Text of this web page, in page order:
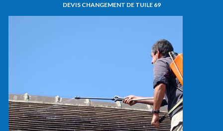
DEVIS CHANGEMENT DE TUILE 69